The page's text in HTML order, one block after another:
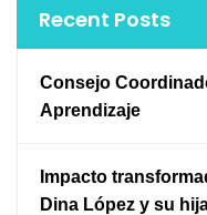
Recent Posts
Consejo
Aprendizaje
Impacto
Dina López y su